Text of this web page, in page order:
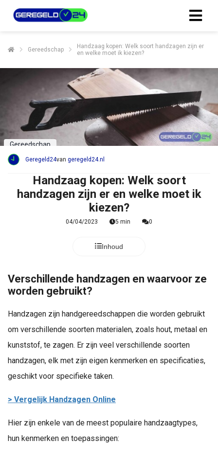
Gereedschap
Handzaag kopen: Welk soort handzagen zijn er
en welke moet ik kiezen?
Gereedschap
Geregeld24van geregeld24.nl
Handzaag kopen: Welk soort
handzagen zijn er en welke moet ik
kiezen?
04/04/2023 5 min 0
Inhoud
Verschillende handzagen en waarvoor ze
worden gebruikt?
Handzagen zijn handgereedschappen die worden gebruikt
om verschillende soorten materialen, zoals hout, metaal en
kunststof, te zagen. Er zijn veel verschillende soorten
handzagen, elk met zijn eigen kenmerken en specificaties,
geschikt voor specifieke taken.
> Vergelijk Handzagen Online
Hier zijn enkele van de meest populaire handzaagtypes,
hun kenmerken en toepassingen: